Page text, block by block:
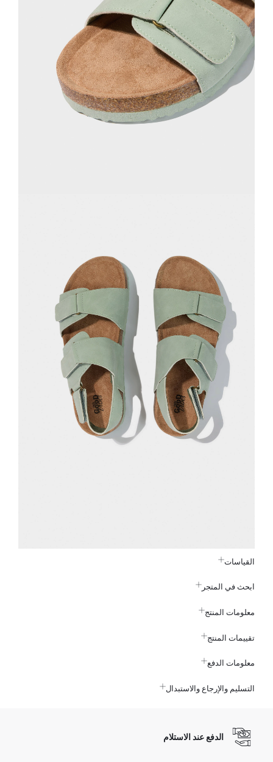
القياسات
ابحث في المتجر
معلومات المنتج
تقييمات المنتج
معلومات الدفع
التسليم والإرجاع والاستبدال
الدفع عند الاستلام